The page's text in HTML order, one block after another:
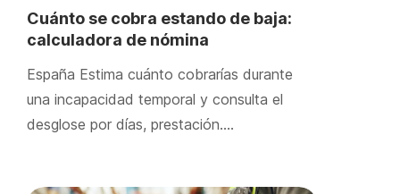
Cuánto se cobra estando de baja:
calculadora de nómina
España Estima cuánto cobrarías durante
una incapacidad temporal y consulta el
desglose por días, prestación….